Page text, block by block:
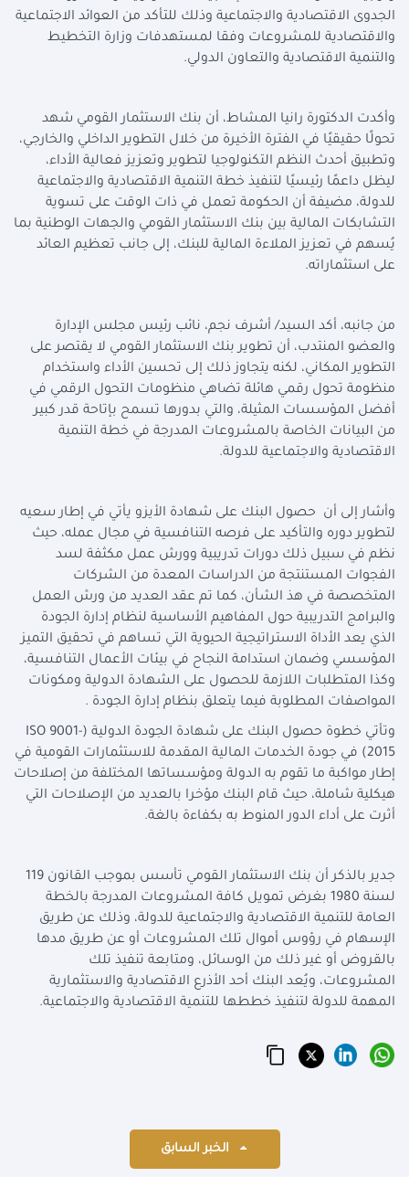
الجدوى الاقتصادية والاجتماعية وذلك للتأكد من العوائد الاجتماعية
والاقتصادية للمشروعات وفقا لمستهدفات وزارة التخطيط
والتنمية الاقتصادية والتعاون الدولي.
وأكدت الدكتورة رانيا المشاط، أن بنك الاستثمار القومي شهد
تحولًا حقيقيًا في الفترة الأخيرة من خلال التطوير الداخلي والخارجي،
وتطبيق أحدث النظم التكنولوجيا لتطوير وتعزيز فعالية الأداء،
ليظل داعمًا رئيسيًا لتنفيذ خطة التنمية الاقتصادية والاجتماعية
للدولة، مضيفة أن الحكومة تعمل في ذات الوقت على تسوية
التشابكات المالية بين بنك الاستثمار القومي والجهات الوطنية بما
يُسهم في تعزيز الملاءة المالية للبنك، إلى جانب تعظيم العائد
على استثماراته.
من جانبه، أكد السيد/ أشرف نجم، نائب رئيس مجلس الإدارة
والعضو المنتدب، أن تطوير بنك الاستثمار القومي لا يقتصر على
التطوير المكاني، لكنه يتجاوز ذلك إلى تحسين الأداء واستخدام
منظومة تحول رقمي هائلة تضاهي منظومات التحول الرقمي في
أفضل المؤسسات المثيلة، والتي بدورها تسمح بإتاحة قدر كبير
من البيانات الخاصة بالمشروعات المدرجة في خطة التنمية
الاقتصادية والاجتماعية للدولة.
وأشار إلى أن حصول البنك على شهادة الأيزو يأتي في إطار سعيه
لتطوير دوره والتأكيد على فرصه التنافسية في مجال عمله، حيث
نظم في سبيل ذلك دورات تدريبية وورش عمل مكثفة لسد
الفجوات المستنتجة من الدراسات المعدة من الشركات
المتخصصة في هذ الشأن، كما تم عقد العديد من ورش العمل
والبرامج التدريبية حول المفاهيم الأساسية لنظام إدارة الجودة
الذي يعد الأداة الاستراتيجية الحيوية التي تساهم في تحقيق التميز
المؤسسي وضمان استدامة النجاح في بيئات الأعمال التنافسية،
وكذا المتطلبات اللازمة للحصول على الشهادة الدولية ومكونات
المواصفات المطلوبة فيما يتعلق بنظام إدارة الجودة .
وتأتي خطوة حصول البنك على شهادة الجودة الدولية (ISO 9001-
2015) في جودة الخدمات المالية المقدمة للاستثمارات القومية في
إطار مواكبة ما تقوم به الدولة ومؤسساتها المختلفة من إصلاحات
هيكلية شاملة، حيث قام البنك مؤخرا بالعديد من الإصلاحات التي
أثرت على أداء الدور المنوط به بكفاءة بالغة.
جدير بالذكر أن بنك الاستثمار القومي تأسس بموجب القانون 119
لسنة 1980 بغرض تمويل كافة المشروعات المدرجة بالخطة
العامة للتنمية الاقتصادية والاجتماعية للدولة، وذلك عن طريق
الإسهام في رؤوس أموال تلك المشروعات أو عن طريق مدها
بالقروض أو غير ذلك من الوسائل، ومتابعة تنفيذ تلك
المشروعات، ويُعد البنك أحد الأذرع الاقتصادية والاستثمارية
المهمة للدولة لتنفيذ خططها للتنمية الاقتصادية والاجتماعية.
الخبر السابق